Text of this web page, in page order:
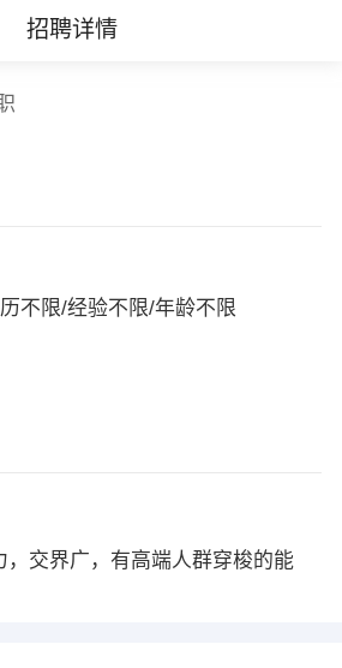
招聘详情
不限/经验不限/年龄不限
，交界广，有高端人群穿梭的能